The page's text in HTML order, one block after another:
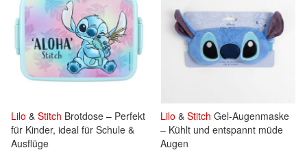
Lilo & Stitch Brotdose – Perfekt
für Kinder, ideal für Schule &
Ausflüge
Lilo & Stitch Gel-Augenmaske
– Kühlt und entspannt müde
Augen